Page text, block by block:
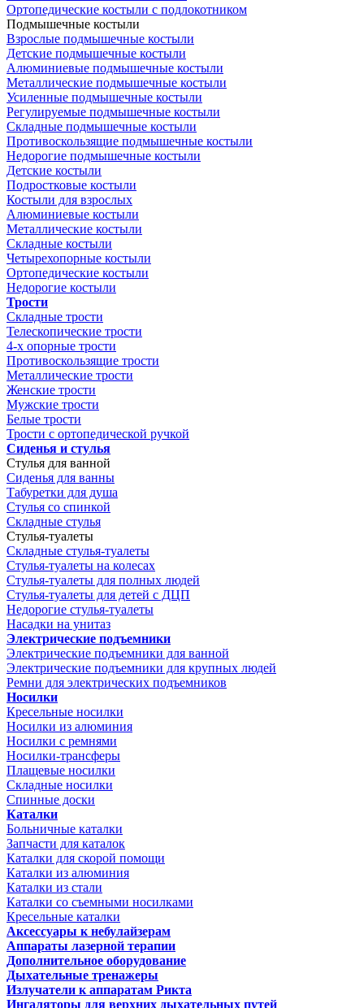
Ортопедические костыли с подлокотником
Подмышечные костыли
Взрослые подмышечные костыли
Детские подмышечные костыли
Алюминиевые подмышечные костыли
Металлические подмышечные костыли
Усиленные подмышечные костыли
Регулируемые подмышечные костыли
Складные подмышечные костыли
Противоскользящие подмышечные костыли
Недорогие подмышечные костыли
Детские костыли
Подростковые костыли
Костыли для взрослых
Алюминиевые костыли
Металлические костыли
Складные костыли
Четырехопорные костыли
Ортопедические костыли
Недорогие костыли
Трости
Складные трости
Телескопические трости
4-х опорные трости
Противоскользящие трости
Металлические трости
Женские трости
Мужские трости
Белые трости
Трости с ортопедической ручкой
Сиденья и стулья
Стулья для ванной
Сиденья для ванны
Табуретки для душа
Стулья со спинкой
Складные стулья
Стулья-туалеты
Складные стулья-туалеты
Стулья-туалеты на колесах
Стулья-туалеты для полных людей
Стулья-туалеты для детей с ДЦП
Недорогие стулья-туалеты
Насадки на унитаз
Электрические подъемники
Электрические подъемники для ванной
Электрические подъемники для крупных людей
Ремни для электрических подъемников
Носилки
Кресельные носилки
Носилки из алюминия
Носилки с ремнями
Носилки-трансферы
Плащевые носилки
Складные носилки
Спинные доски
Каталки
Больничные каталки
Запчасти для каталок
Каталки для скорой помощи
Каталки из алюминия
Каталки из стали
Каталки со съемными носилками
Кресельные каталки
Аксессуары к небулайзерам
Аппараты лазерной терапии
Дополнительное оборудование
Дыхательные тренажеры
Излучатели к аппаратам Рикта
Ингаляторы для верхних дыхательных путей